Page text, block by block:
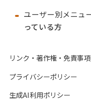
ユーザー別メニュ
っている方
リンク・著作権・免責事
プライバシーポリシー
生成AI利用ポリシー